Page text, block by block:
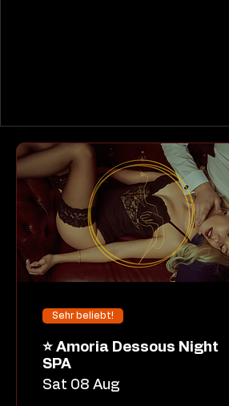
Sehr beliebt!
⭐ Amoria Dessous Night
SPA
Sat 08 Aug